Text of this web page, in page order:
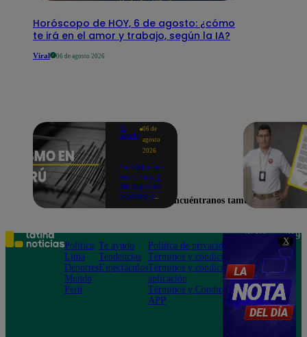
X
Horóscopo de HOY, 6 de agosto: ¿cómo
te irá en el amor y trabajo, según la IA?
Viral 06 de agosto 2026
Te
ayudo
06 de
agosto
2026
Temblor en
Perú hoy, 6
de agosto:
horario y
según IGP
Encuéntranos también en
Política
Lima
Deportes
Mundo
Perú
Te ayudo
Tendencias
Espectáculos
Política de privacidad
Términos y condiciones
Términos y condiciones
aplicación
Términos y Condiciones
APP
Teléfono: 219
Av. San
Felipe 968
Jesús María